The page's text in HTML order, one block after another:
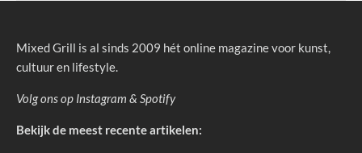
Mixed Grill is al sinds 2009 hét online magazine voor kunst,
cultuur en lifestyle.
Volg ons op Instagram & Spotify
Bekijk de meest recente artikelen: